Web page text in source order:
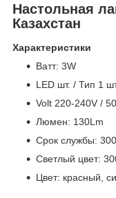
Настольная
Казахстан
Характеристики
Bатт: 3W
LED шт. / Тип 1
Volt 220-240V /
Люмен: 130Lm
Срок службы:
Светлый цвет:
Цвет: красный,